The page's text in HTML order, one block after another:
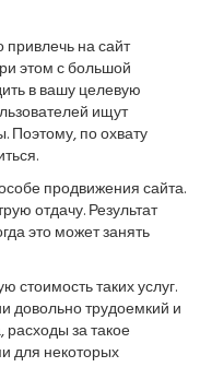
на сайт
этом с большой
в вашу целевую
ищут
по охвату
продвижения сайта.
отдачу. Результат
это может занять
стоимость таких услуг.
довольно трудоемкий и
расходы за такое
для некоторых